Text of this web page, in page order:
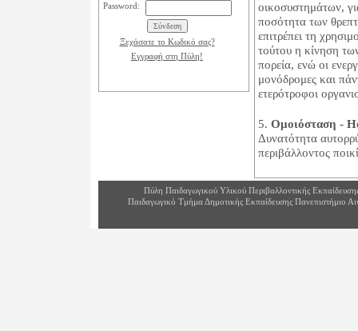
Password:
Ξεχάσατε το Κωδικό σας?
Εγγραφή στη Πύλη!
οικοσυστημάτων,
ποσότητα των
επιτρέπει τη
τούτου η κίνηση
πορεία, ενώ οι
μονόδρομες και
ετερότροφοι
5. Ομοιόσταση -
Δυνατότητα
περιβάλλοντος
Πύλη Παιδαγωγικού Υλικού Περιβαλλοντικής
Παιδαγωγικό Τμήμα Δημοτικής Εκπαίδευσης Πανεπιστήμιο